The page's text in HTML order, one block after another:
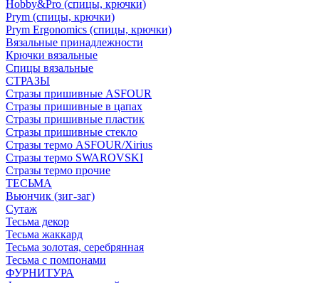
Hobby&Pro (спицы, крючки)
Prym (спицы, крючки)
Prym Ergonomics (спицы, крючки)
Вязальные принадлежности
Крючки вязальные
Спицы вязальные
СТРАЗЫ
Стразы пришивные ASFOUR
Стразы пришивные в цапах
Стразы пришивные пластик
Стразы пришивные стекло
Стразы термо ASFOUR/Xirius
Стразы термо SWAROVSKI
Стразы термо прочие
ТЕСЬМА
Вьюнчик (зиг-заг)
Сутаж
Тесьма декор
Тесьма жаккард
Тесьма золотая, серебрянная
Тесьма с помпонами
ФУРНИТУРА